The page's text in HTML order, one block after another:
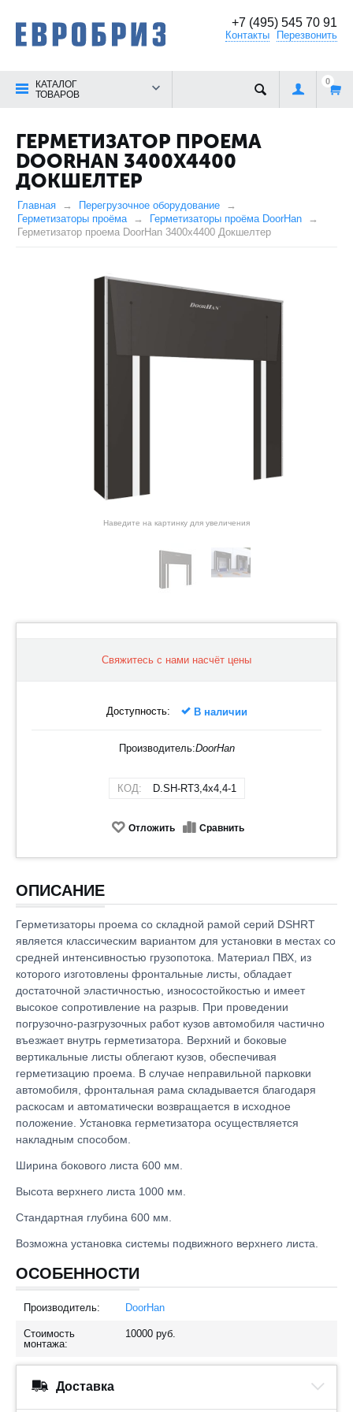
+7 (495) 545 70 91
Контакты Перезвонить
КАТАЛОГ
ТОВАРОВ
0
ГЕРМЕТИЗАТОР ПРОЕМА
DOORHAN 3400Х4400
ДОКШЕЛТЕР
Главная
Перегрузочное оборудование
Герметизаторы проёма
Герметизаторы проёма DoorHan
Герметизатор проема DoorHan 3400х4400 Докшелтер
Наведите на картинку для увеличения
Свяжитесь с нами насчёт цены
Доступность: В наличии
Производитель:DoorHan
КОД: D.SH-RT3,4x4,4-1
Отложить Сравнить
ОПИСАНИЕ
Герметизаторы проема со складной рамой серий DSHRT
является классическим вариантом для установки в местах со
средней интенсивностью грузопотока. Материал ПВХ, из
которого изготовлены фронтальные листы, обладает
достаточной эластичностью, износостойкостью и имеет
высокое сопротивление на разрыв. При проведении
погрузочно-разгрузочных работ кузов автомобиля частично
въезжает внутрь герметизатора. Верхний и боковые
вертикальные листы облегают кузов, обеспечивая
герметизацию проема. В случае неправильной парковки
автомобиля, фронтальная рама складывается благодаря
раскосам и автоматически возвращается в исходное
положение. Установка герметизатора осуществляется
накладным способом.
Ширина бокового листа 600 мм.
Высота верхнего листа 1000 мм.
Стандартная глубина 600 мм.
Возможна установка системы подвижного верхнего листа.
ОСОБЕННОСТИ
Производитель: DoorHan
Стоимость
монтажа:
10000 руб.
Доставка